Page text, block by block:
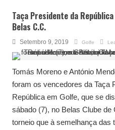
Taça Presidente da
Belas C.C.
Setembro 9, 2019 Golfe
Tomás Moreno e António
foram os vencedores da Taça
República em Golfe, que se
sábado (7), no Belas Clube de
torneio que à semelhança das